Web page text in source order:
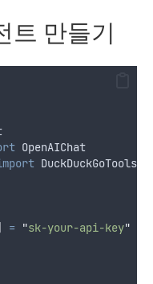
트 만들기
OpenAIChat
DuckDuckGoTools
= "sk-your-api-key"